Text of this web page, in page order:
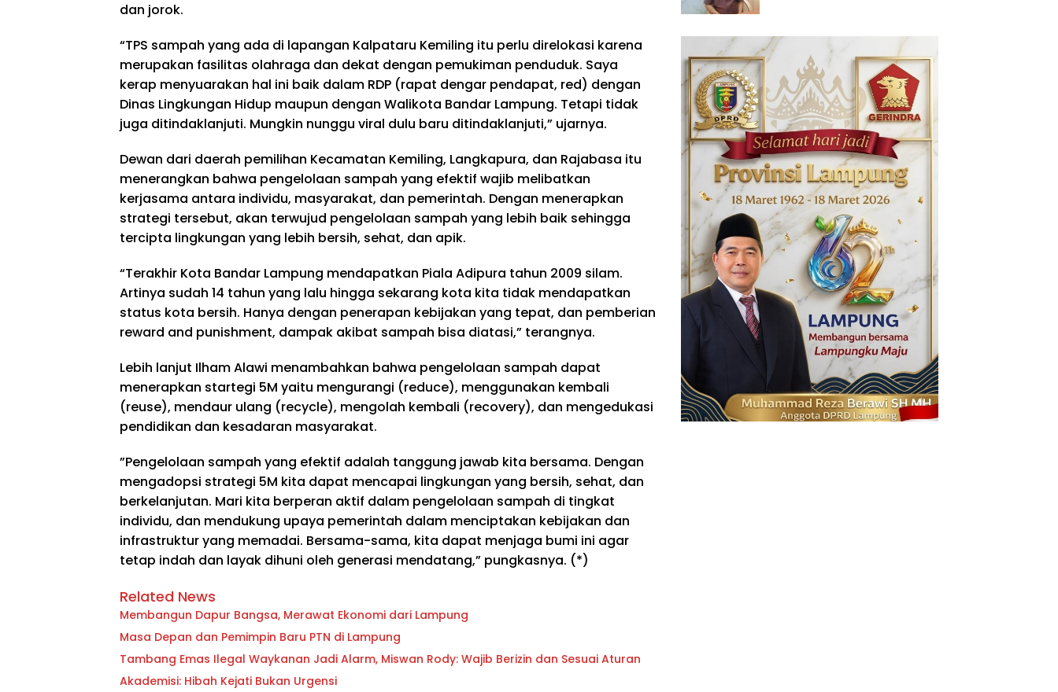
dan jorok.
“TPS sampah yang ada di lapangan Kalpataru Kemiling itu perlu direlokasi karena
merupakan fasilitas olahraga dan dekat dengan pemukiman penduduk. Saya
kerap menyuarakan hal ini baik dalam RDP (rapat dengar pendapat, red) dengan
Dinas Lingkungan Hidup maupun dengan Walikota Bandar Lampung. Tetapi tidak
juga ditindaklanjuti. Mungkin nunggu viral dulu baru ditindaklanjuti,” ujarnya.
Dewan dari daerah pemilihan Kecamatan Kemiling, Langkapura, dan Rajabasa itu
menerangkan bahwa pengelolaan sampah yang efektif wajib melibatkan
kerjasama antara individu, masyarakat, dan pemerintah. Dengan menerapkan
strategi tersebut, akan terwujud pengelolaan sampah yang lebih baik sehingga
tercipta lingkungan yang lebih bersih, sehat, dan apik.
“Terakhir Kota Bandar Lampung mendapatkan Piala Adipura tahun 2009 silam.
Artinya sudah 14 tahun yang lalu hingga sekarang kota kita tidak mendapatkan
status kota bersih. Hanya dengan penerapan kebijakan yang tepat, dan pemberian
reward and punishment, dampak akibat sampah bisa diatasi,” terangnya.
Lebih lanjut Ilham Alawi menambahkan bahwa pengelolaan sampah dapat
menerapkan startegi 5M yaitu mengurangi (reduce), menggunakan kembali
(reuse), mendaur ulang (recycle), mengolah kembali (recovery), dan mengedukasi
pendidikan dan kesadaran masyarakat.
”Pengelolaan sampah yang efektif adalah tanggung jawab kita bersama. Dengan
mengadopsi strategi 5M kita dapat mencapai lingkungan yang bersih, sehat, dan
berkelanjutan. Mari kita berperan aktif dalam pengelolaan sampah di tingkat
individu, dan mendukung upaya pemerintah dalam menciptakan kebijakan dan
infrastruktur yang memadai. Bersama-sama, kita dapat menjaga bumi ini agar
tetap indah dan layak dihuni oleh generasi mendatang,” pungkasnya. (*)
Related News
Membangun Dapur Bangsa, Merawat Ekonomi dari Lampung
Masa Depan dan Pemimpin Baru PTN di Lampung
Tambang Emas Ilegal Waykanan Jadi Alarm, Miswan Rody: Wajib Berizin dan Sesuai Aturan
Akademisi: Hibah Kejati Bukan Urgensi